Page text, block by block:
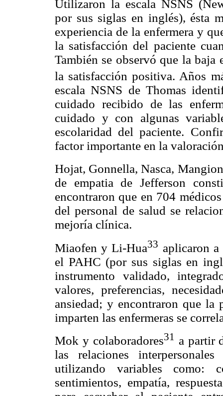
Utilizaron la escala NSNS
por sus siglas en inglés), ésta
experiencia de la enfermera y
la satisfacción del paciente
También se observó que la baja
la satisfacción positiva. Años
escala NSNS de Thomas
cuidado recibido de las
cuidado y con algunas
escolaridad del paciente.
factor importante en la
Hojat, Gonnella, Nasca,
de empatia de Jefferson
encontraron que en 704
del personal de salud se
mejoría clínica.
Miaofen y Li-Hua33 aplicaron
el PAHC (por sus siglas en
instrumento validado,
valores, preferencias,
ansiedad; y encontraron que la
imparten las enfermeras se
Mok y colaboradores31 a partir
las relaciones
utilizando variables como:
sentimientos, empatía,